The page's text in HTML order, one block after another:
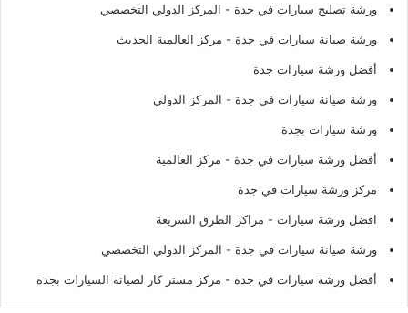
ورشة تصليح سيارات في جدة - المركز الدولي التخصصي
ورشة صيانة سيارات في جدة - مركز العالمية الحديث
أفضل ورشة سيارات جدة
ورشة صيانة سيارات في جدة - المركز الدولي
ورشة سيارات بجدة
أفضل ورشة سيارات في جدة - مركز العالمية
مركز ورشة سيارات في جدة
افضل ورشة سيارات - مراكز الطرق السريعة
ورشة صيانة سيارات في جدة - المركز الدولي التخصصي
أفضل ورشة سيارات في جدة - مركز مستر كار لصيانة السيارات بجدة